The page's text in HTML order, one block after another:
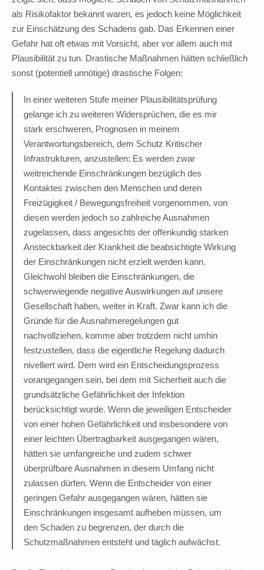
als Risikofaktor bekannt waren, es jedoch keine Möglichkeit
zur Einschätzung des Schadens gab. Das Erkennen einer
Gefahr hat oft etwas mit Vorsicht, aber vor allem auch mit
Plausibilität zu tun. Drastische Maßnahmen hätten schließlich
sonst (potentiell unnötige) drastische Folgen:
In einer weiteren Stufe meiner Plausibilitätsprüfung
gelange ich zu weiteren Widersprüchen, die es mir
stark erschweren, Prognosen in meinem
Verantwortungsbereich, dem Schutz Kritischer
Infrastrukturen, anzustellen: Es werden zwar
weitreichende Einschränkungen bezüglich des
Kontaktes zwischen den Menschen und deren
Freizügigkeit / Bewegungsfreiheit vorgenommen, von
diesen werden jedoch so zahlreiche Ausnahmen
zugelassen, dass angesichts der offenkundig starken
Ansteckbarkeit der Krankheit die beabsichtigte Wirkung
der Einschränkungen nicht erzielt werden kann.
Gleichwohl bleiben die Einschränkungen, die
schwerwiegende negative Auswirkungen auf unsere
Gesellschaft haben, weiter in Kraft. Zwar kann ich die
Gründe für die Ausnahmeregelungen gut
nachvollziehen, komme aber trotzdem nicht umhin
festzustellen, dass die eigentliche Regelung dadurch
nivelliert wird. Dem wird ein Entscheidungsprozess
vorangegangen sein, bei dem mit Sicherheit auch die
grundsätzliche Gefährlichkeit der Infektion
berücksichtigt wurde. Wenn die jeweiligen Entscheider
von einer hohen Gefährlichkeit und insbesondere von
einer leichten Übertragbarkeit ausgegangen wären,
hätten sie umfangreiche und zudem schwer
überprüfbare Ausnahmen in diesem Umfang nicht
zulassen dürfen. Wenn die Entscheider von einer
geringen Gefahr ausgegangen wären, hätten sie
Einschränkungen insgesamt aufheben müssen, um
den Schaden zu begrenzen, der durch die
Schutzmaßnahmen entsteht und täglich aufwächst.